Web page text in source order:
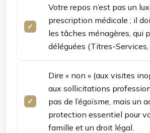
Votre repos n’est pas un
prescription médicale ; il
les tâches ménagères, qui
déléguées (Titres-Services,
Dire « non » (aux visites
aux sollicitations
pas de l’égoïsme, mais un
protection essentiel pour
famille et un droit légal.